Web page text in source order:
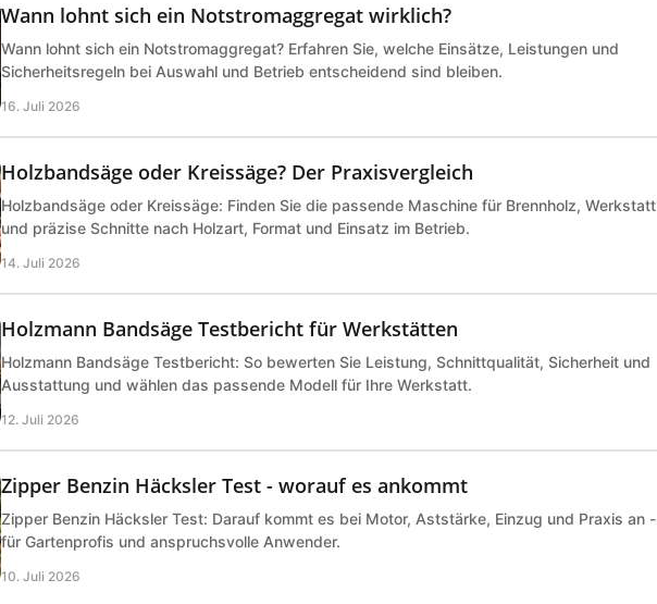
Wann lohnt sich ein Notstromaggregat wirklich?
Wann lohnt sich ein Notstromaggregat? Erfahren Sie, welche Einsätze, Leistungen und
Sicherheitsregeln bei Auswahl und Betrieb entscheidend sind bleiben.
16. Juli 2026
Holzbandsäge oder Kreissäge? Der Praxisvergleich
Holzbandsäge oder Kreissäge: Finden Sie die passende Maschine für Brennholz, Werkstatt
und präzise Schnitte nach Holzart, Format und Einsatz im Betrieb.
14. Juli 2026
Holzmann Bandsäge Testbericht für Werkstätten
Holzmann Bandsäge Testbericht: So bewerten Sie Leistung, Schnittqualität, Sicherheit und
Ausstattung und wählen das passende Modell für Ihre Werkstatt.
12. Juli 2026
Zipper Benzin Häcksler Test - worauf es ankommt
Zipper Benzin Häcksler Test: Darauf kommt es bei Motor, Aststärke, Einzug und Praxis an -
für Gartenprofis und anspruchsvolle Anwender.
10. Juli 2026